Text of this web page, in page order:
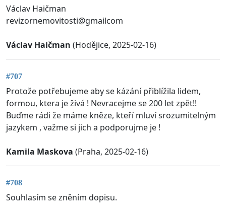
Václav Haičman
revizornemovitosti@gmailcom
Václav Haičman (Hodějice, 2025-02-16)
#707
Protože potřebujeme aby se kázání přiblížila lidem,
formou, ktera je živá ! Nevracejme se 200 let zpět!!
Buďme rádi že máme kněze, kteří mluví srozumitelným
jazykem , važme si jich a podporujme je !
Kamila Maskova (Praha, 2025-02-16)
#708
Souhlasím se zněním dopisu.